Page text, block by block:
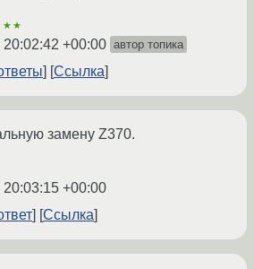
+00:00 автор топика
Ссылка
замену Z370.
+00:00
Ссылка